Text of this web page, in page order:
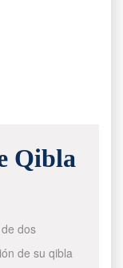
Qibla
dos
de su qibla